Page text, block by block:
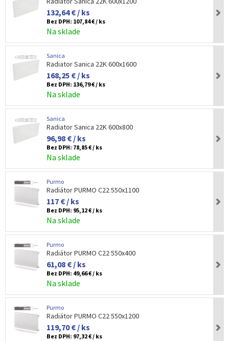
132,64 € / ks
Bez DPH: 107,84 € / ks
Na sklade
Sanica
Radiator Sanica 22K 600x1600
168,25 € / ks
Bez DPH: 136,79 € / ks
Na sklade
Sanica
Radiator Sanica 22K 600x800
96,98 € / ks
Bez DPH: 78,85 € / ks
Na sklade
Purmo
Radiátor PURMO C22 550x1100
117 € / ks
Bez DPH: 95,12 € / ks
Na sklade
Purmo
Radiátor PURMO C22 550x400
61,08 € / ks
Bez DPH: 49,66 € / ks
Na sklade
Purmo
Radiátor PURMO C22 550x1200
119,70 € / ks
Bez DPH: 97,32 € / ks